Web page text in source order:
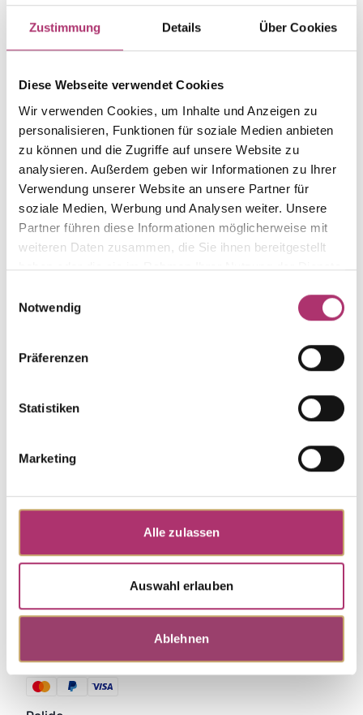
Zustimmung Details Über Cookies
Diese Webseite verwendet Cookies
Wir verwenden Cookies, um Inhalte und Anzeigen zu
personalisieren, Funktionen für soziale Medien anbieten
zu können und die Zugriffe auf unsere Website zu
analysieren. Außerdem geben wir Informationen zu Ihrer
Verwendung unserer Website an unsere Partner für
soziale Medien, Werbung und Analysen weiter. Unsere
Partner führen diese Informationen möglicherweise mit
weiteren Daten zusammen, die Sie ihnen bereitgestellt
haben oder die sie im Rahmen Ihrer Nutzung der Dienste
Notwendig
Präferenzen
Statistiken
Marketing
Alle zulassen
Auswahl erlauben
Ablehnen
Collier
Gold
Gewicht
-
Laufnummer
1.30.823.GG.585.099.044.0
EAN
Alternativ
Feingehalt
585
Farbe
Länge
44 cm
Steinfarbe
weiß
Zirkonia
Stein
Zirkonia weiss
Zahlungsmethoden